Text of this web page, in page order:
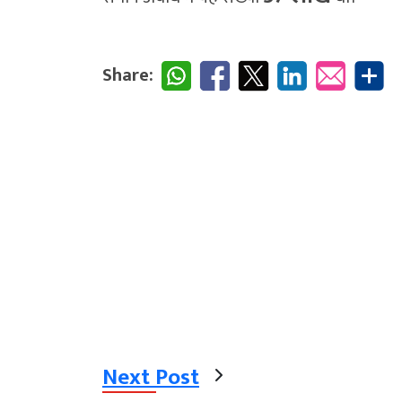
Share:
Next Post